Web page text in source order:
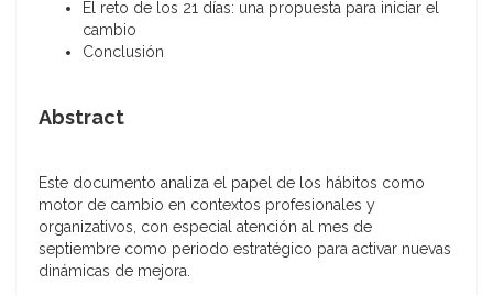
El reto de los 21 días: una propuesta para iniciar el
cambio
Conclusión
Abstract
Este documento analiza el papel de los hábitos como
motor de cambio en contextos profesionales y
organizativos, con especial atención al mes de
septiembre como periodo estratégico para activar nuevas
dinámicas de mejora.